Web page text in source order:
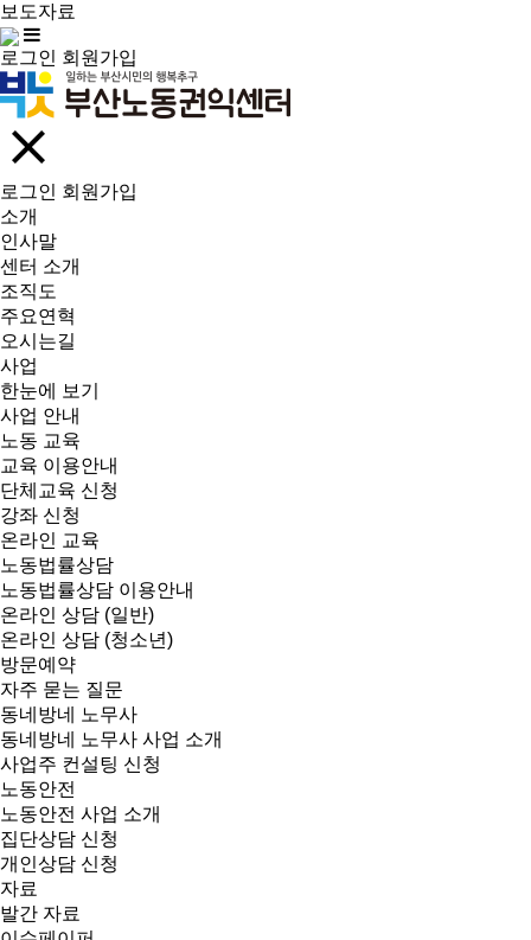
보도자료
로그인 회원가입
로그인 회원가입
소개
인사말
센터 소개
조직도
주요연혁
오시는길
사업
한눈에 보기
사업 안내
노동 교육
교육 이용안내
단체교육 신청
강좌 신청
온라인 교육
노동법률상담
노동법률상담 이용안내
온라인 상담 (일반)
온라인 상담 (청소년)
방문예약
자주 묻는 질문
동네방네 노무사
동네방네 노무사 사업 소개
사업주 컨설팅 신청
노동안전
노동안전 사업 소개
집단상담 신청
개인상담 신청
자료
발간 자료